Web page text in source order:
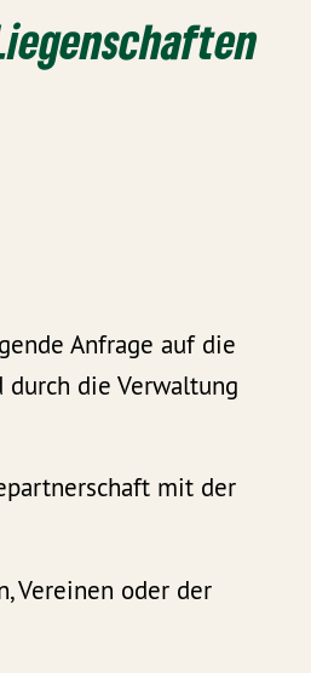
Anfrage auf die
durch die Verwaltung
mit der
Vereinen oder der